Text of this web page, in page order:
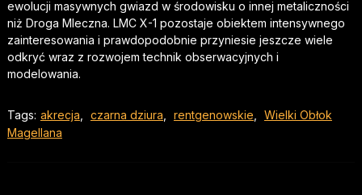
ewolucji masywnych gwiazd w środowisku o innej metaliczności
niż Droga Mleczna. LMC X-1 pozostaje obiektem intensywnego
zainteresowania i prawdopodobnie przyniesie jeszcze wiele
odkryć wraz z rozwojem technik obserwacyjnych i
modelowania.
Tags: akrecja czarna dziura rentgenowskie
Wielki Obłok
Magellana